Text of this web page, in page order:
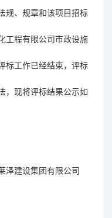
规、规章和该项目招标
工程有限公司市政设施
标工作已经结束，评标
， 现将评标结果公示如
泽建设集团有限公司